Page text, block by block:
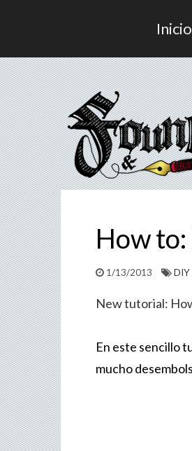
Inicio
How to:
1/13/2013 DIY
New tutorial:
En este sencillo
mucho